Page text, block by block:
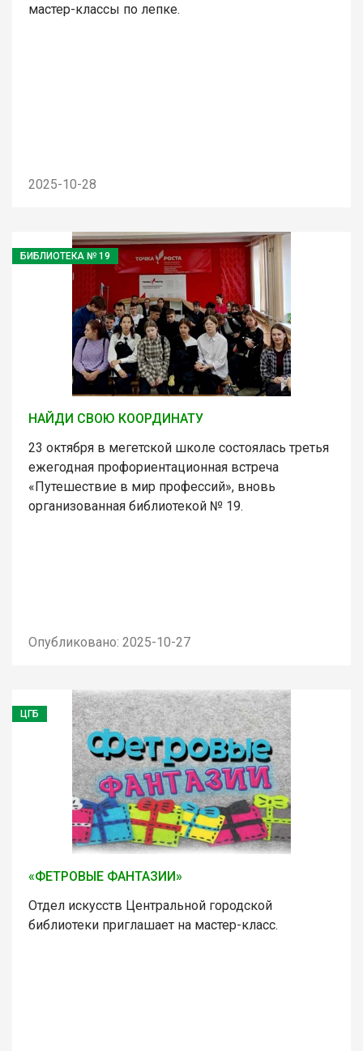
мастер-классы по лепке.
2025-10-28
БИБЛИОТЕКА № 19
НАЙДИ СВОЮ КООРДИНАТУ
23 октября в мегетской школе состоялась третья
ежегодная профориентационная встреча
«Путешествие в мир профессий», вновь
организованная библиотекой № 19.
Опубликовано: 2025-10-27
ЦГБ
«ФЕТРОВЫЕ ФАНТАЗИИ»
Отдел искусств Центральной городской
библиотеки приглашает на мастер-класс.